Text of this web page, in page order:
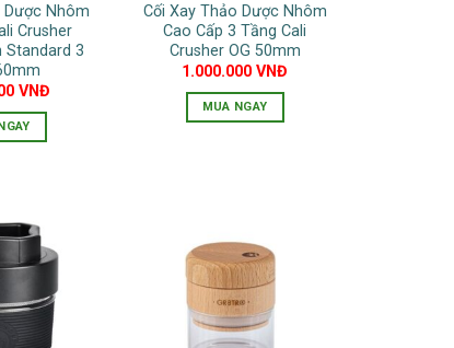
được
Dược Nhôm
Crusher
Standard 3
VNĐ
Cối Xay Thảo Dược Nhôm
Cao Cấp 3 Tầng Cali
Crusher OG 50mm
1.000.000VNĐ
MUA NGAY